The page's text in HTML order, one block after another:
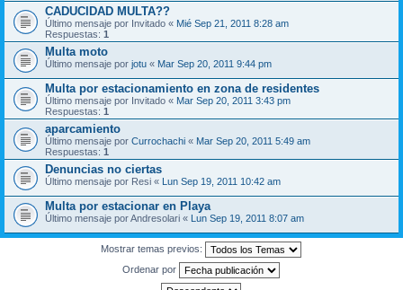
CADUCIDAD MULTA??
Último mensaje por Invitado « Mié Sep 21, 2011 8:28 am
Respuestas: 1
Multa moto
Último mensaje por jotu « Mar Sep 20, 2011 9:44 pm
Multa por estacionamiento en zona de residentes
Último mensaje por Invitado « Mar Sep 20, 2011 3:43 pm
Respuestas: 1
aparcamiento
Último mensaje por Currochachi « Mar Sep 20, 2011 5:49 am
Respuestas: 1
Denuncias no ciertas
Último mensaje por Resi « Lun Sep 19, 2011 10:42 am
Multa por estacionar en Playa
Último mensaje porAndresolari « Lun Sep 19, 2011 8:07 am
Mostrar temas previos:
Ordenar por